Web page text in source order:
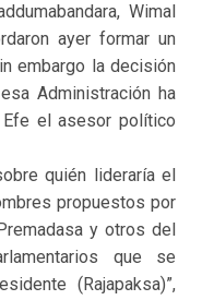
Wimal
ayer formar un
embargo la decisión
Administración ha
el asesor político
quién lideraría el
propuestos por
y otros del
que se
(Rajapaksa)”,